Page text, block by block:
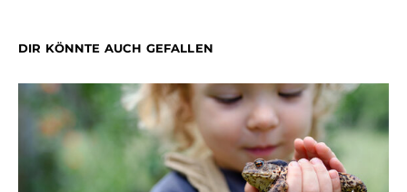
DIR KÖNNTE AUCH GEFALLEN